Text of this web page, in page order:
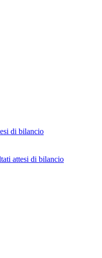
di bilancio
attesi di bilancio